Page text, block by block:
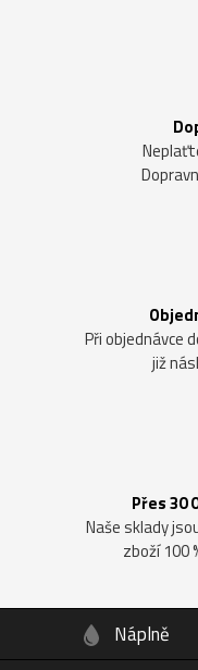
Při objednávce
již
Přes 30
Naše sklady
zboží 100
Náplně